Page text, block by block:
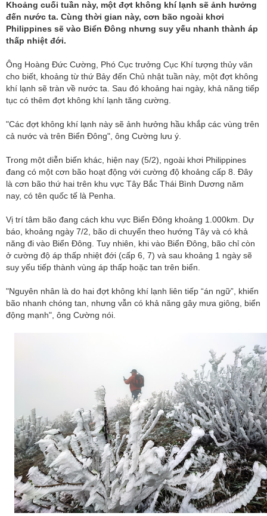
Khoảng cuối tuần này, một đợt không khí lạnh sẽ ảnh hưởng
đến nước ta. Cùng thời gian này, cơn bão ngoài khơi
Philippines sẽ vào Biển Đông nhưng suy yếu nhanh thành áp
thấp nhiệt đới.
Ông Hoàng Đức Cường, Phó Cục trưởng Cục Khí tượng thủy văn
cho biết, khoảng từ thứ Bảy đến Chủ nhật tuần này, một đợt không
khí lạnh sẽ tràn về nước ta. Sau đó khoảng hai ngày, khả năng tiếp
tục có thêm đợt không khí lạnh tăng cường.
"Các đợt không khí lạnh này sẽ ảnh hưởng hầu khắp các vùng trên
cả nước và trên Biển Đông", ông Cường lưu ý.
Trong một diễn biến khác, hiện nay (5/2), ngoài khơi Philippines
đang có một cơn bão hoạt động với cường độ khoảng cấp 8. Đây
là cơn bão thứ hai trên khu vực Tây Bắc Thái Bình Dương năm
nay, có tên quốc tế là Penha.
Vị trí tâm bão đang cách khu vực Biển Đông khoảng 1.000km. Dự
báo, khoảng ngày 7/2, bão di chuyển theo hướng Tây và có khả
năng đi vào Biển Đông. Tuy nhiên, khi vào Biển Đông, bão chỉ còn
ở cường độ áp thấp nhiệt đới (cấp 6, 7) và sau khoảng 1 ngày sẽ
suy yếu tiếp thành vùng áp thấp hoặc tan trên biển.
"Nguyên nhân là do hai đợt không khí lạnh liên tiếp “án ngữ”, khiến
bão nhanh chóng tan, nhưng vẫn có khả năng gây mưa giông, biển
động mạnh", ông Cường nói.